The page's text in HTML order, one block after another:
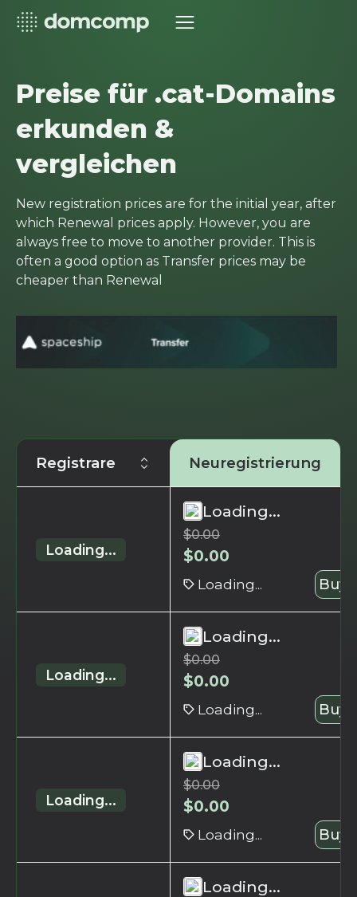
Preise für .cat-Domains
erkunden &
vergleichen
New registration prices are for the initial year, after
which Renewal prices apply. However, you are
always free to move to another provider. This is
often a good option as Transfer prices may be
cheaper than Renewal
Registrare Neuregistrierung
Loading...
Loading...
$0.00
$0.00
Loading... Buy
Loading...
Loading...
$0.00
$0.00
Loading... Buy
Loading...
Loading...
$0.00
$0.00
Loading... Buy
Loading...